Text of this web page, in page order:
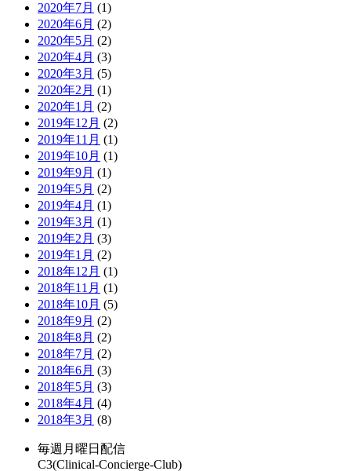
2020年7月 (1)
2020年6月 (2)
2020年5月 (2)
2020年4月 (3)
2020年3月 (5)
2020年2月 (1)
2020年1月 (2)
2019年12月 (2)
2019年11月 (1)
2019年10月 (1)
2019年9月 (1)
2019年5月 (2)
2019年4月 (1)
2019年3月 (1)
2019年2月 (3)
2019年1月 (2)
2018年12月 (1)
2018年11月 (1)
2018年10月 (5)
2018年9月 (2)
2018年8月 (2)
2018年7月 (2)
2018年6月 (3)
2018年5月 (3)
2018年4月 (4)
2018年3月 (8)
毎週月曜日配信
C3(Clinical-Concierge-Club)